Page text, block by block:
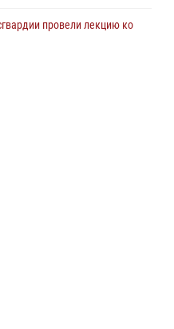
провели лекцию ко